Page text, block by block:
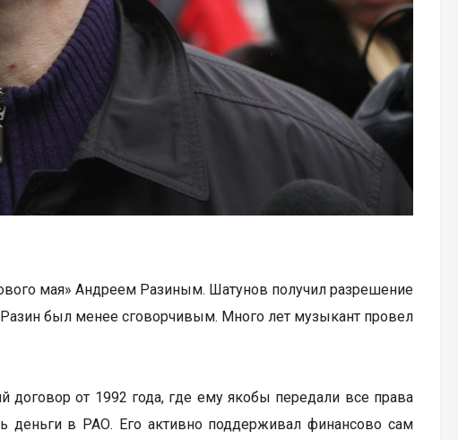
мая» Андреем Разиным. Шатунов получил разрешение
Разин был менее сговорчивым. Много лет музыкант провел
договор от 1992 года, где ему якобы передали все права
деньги в РАО. Его активно поддерживал финансово сам